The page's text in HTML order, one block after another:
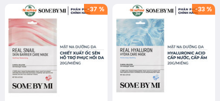
-37 % -33 %